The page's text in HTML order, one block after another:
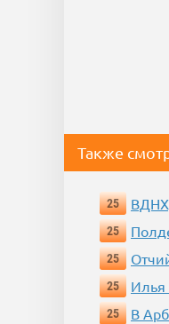
Также
25
25
25
25
Илья
25
В